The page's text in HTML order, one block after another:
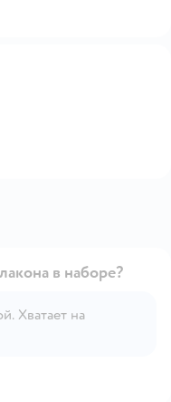
в наборе?
Хватает на